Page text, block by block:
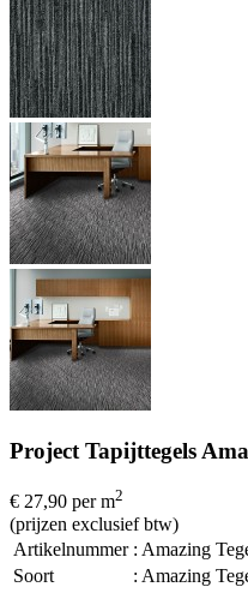
Project Tapijttegels
€ 27,90 per m2
(prijzen exclusief btw)
Artikelnummer : Amazing
Soort
: Amazing